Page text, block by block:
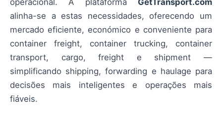
operacional. A plataforma GetTransport.com
alinha-se a estas necessidades, oferecendo um
mercado eficiente, económico e conveniente para
container freight, container trucking, container
transport, cargo, freight e shipment —
simplificando shipping, forwarding e haulage para
decisões mais inteligentes e operações mais
fiáveis.